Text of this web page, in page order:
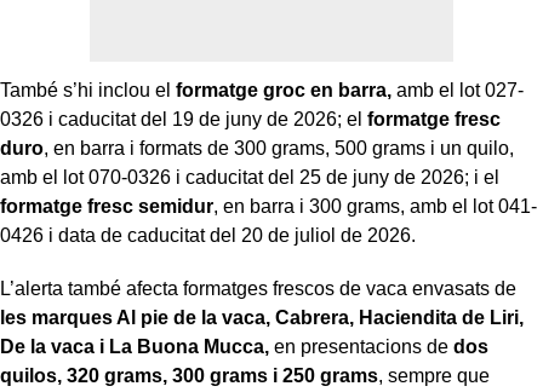
També s’hi inclou el formatge groc en barra, amb el lot 027-
0326 i caducitat del 19 de juny de 2026; el formatge fresc
duro, en barra i formats de 300 grams, 500 grams i un quilo,
amb el lot 070-0326 i caducitat del 25 de juny de 2026; i el
formatge fresc semidur, en barra i 300 grams, amb el lot 041-
0426 i data de caducitat del 20 de juliol de 2026.
L’alerta també afecta formatges frescos de vaca envasats de
les marques Al pie de la vaca, Cabrera, Haciendita de Liri,
De la vaca i La Buona Mucca, en presentacions de dos
quilos, 320 grams, 300 grams i 250 grams, sempre que